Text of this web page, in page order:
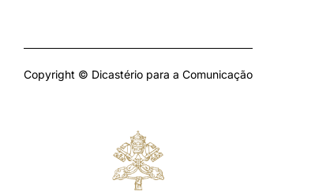
Copyright © Dicastério para a Comunicação